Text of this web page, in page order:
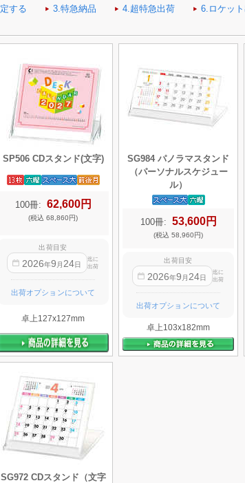
SP506 CDスタンド(文字)
100冊: 62,600円
(税込 68,860円)
出荷目安
2026年9 月 24日
迄に
出荷
出荷オプションについて
卓上127x127mm
SG984 パノラマスタンド
（パーソナルスケジュー
ル）
100冊: 53,600円
(税込 58,960円)
出荷目安
2026年9 月 24日
迄に
出荷
出荷オプションについて
卓上103x182mm
SG972 CDスタンド（文字